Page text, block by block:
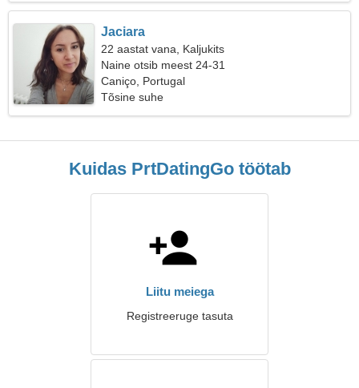
Jaciara
22 aastat vana, Kaljukits
Naine otsib meest 24-31
Caniço, Portugal
Tõsine suhe
Kuidas PrtDatingGo töötab
Liitu meiega
Registreeruge tasuta